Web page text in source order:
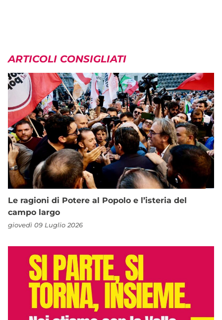
ARTICOLI CONSIGLIATI
Le ragioni di Potere al Popolo e l’isteria del
campo largo
giovedì 09 Luglio 2026